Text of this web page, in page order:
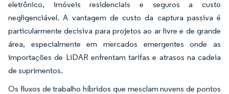
eletrônico, imóveis residenciais e seguros a custo
negligenciável. A vantagem de custo da captura passiva é
particularmente decisiva para projetos ao ar livre e de grande
área, especialmente em mercados emergentes onde as
importações de LiDAR enfrentam tarifas e atrasos na cadeia
de suprimentos.
Os fluxos de trabalho híbridos que mesclam nuvens de pontos